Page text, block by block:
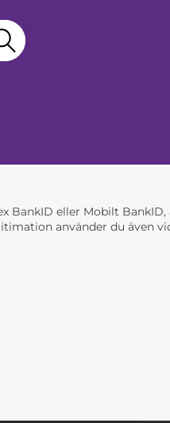
eller Mobilt
använder du även